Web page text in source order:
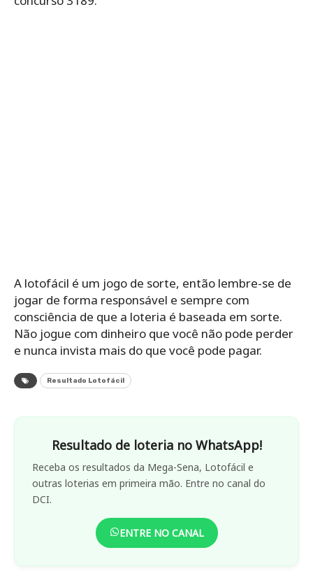
A lotofácil é um jogo de sorte, então lembre-se de
jogar de forma responsável e sempre com
consciência de que a loteria é baseada em sorte.
Não jogue com dinheiro que você não pode perder
e nunca invista mais do que você pode pagar.
Resultado Lotofácil
Resultado de loteria no WhatsApp!
Receba os resultados da Mega-Sena, Lotofácil e
outras loterias em primeira mão. Entre no canal do
DCI.
ENTRE NO CANAL